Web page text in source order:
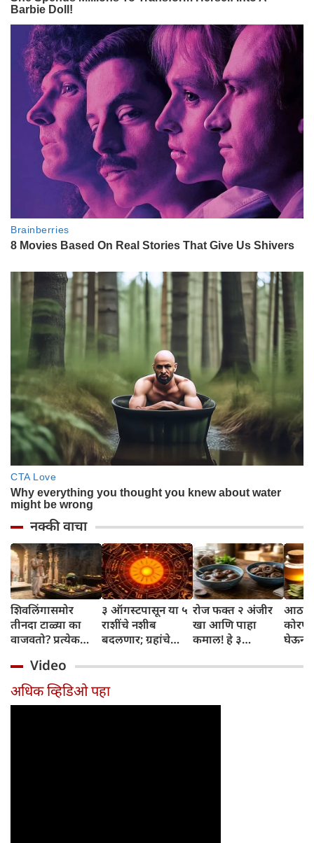
नक्की वाचा
शिवलिंगासमोर
तीनदा टाळ्या का
वाजवतो? प्रत्येक
जाणून घ्या
३ ऑगस्टपासून या ५
राशींचे नशीब
बदलणार; ग्रहांचे
संपतील आणि शुभ
दिवसांची सुरुवात
होईल
रोज फक्त २ अंजीर
खा आणि पाहा
कमाल! हे ३
तुम्हाला ठाऊक
घेऊन
Video
अधिक व्हिडिओ पहा